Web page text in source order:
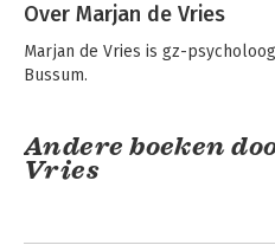
Over Marjan de Vries
Marjan de Vries is gz-
Bussum.
Andere boeken
Vries